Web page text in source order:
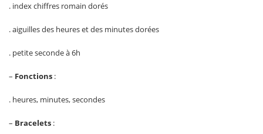
. index chiffres romain dorés
. aiguilles des heures et des minutes dorées
. petite seconde à 6h
– Fonctions :
. heures, minutes, secondes
– Bracelets :